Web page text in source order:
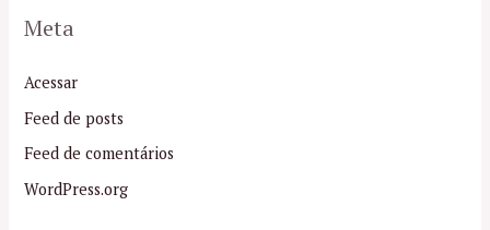
Meta
Acessar
Feed de posts
Feed de comentários
WordPress.org